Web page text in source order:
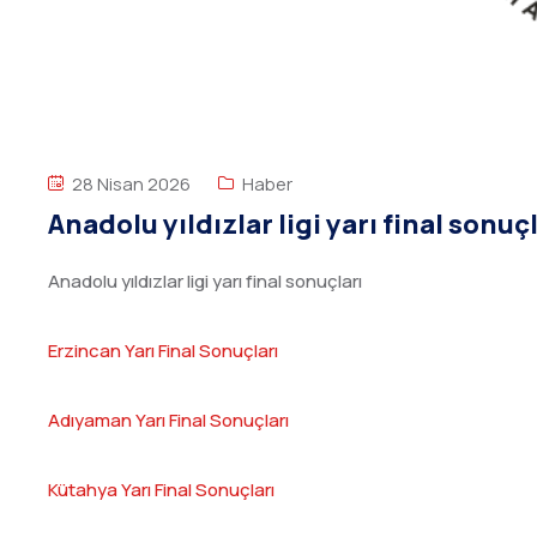
28 Nisan 2026 Haber
Anadolu yıldızlar ligi yarı final
Anadolu yıldızlar ligi yarı final sonuçları
Erzincan Yarı Final Sonuçları
Adıyaman Yarı Final Sonuçları
Kütahya Yarı Final Sonuçları